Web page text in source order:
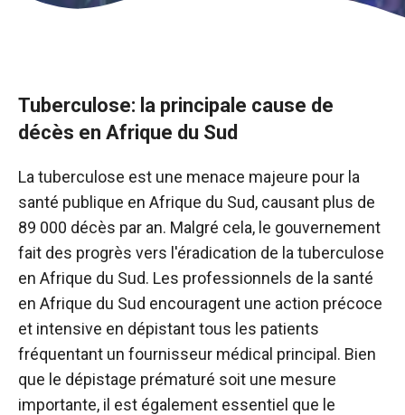
Tuberculose: la principale cause de
décès en Afrique du Sud
La tuberculose est une menace majeure pour la
santé publique en Afrique du Sud, causant plus de
89 000 décès par an. Malgré cela, le gouvernement
fait des progrès vers l'éradication de la tuberculose
en Afrique du Sud. Les professionnels de la santé
en Afrique du Sud encouragent une action précoce
et intensive en dépistant tous les patients
fréquentant un fournisseur médical principal. Bien
que le dépistage prématuré soit une mesure
importante, il est également essentiel que le